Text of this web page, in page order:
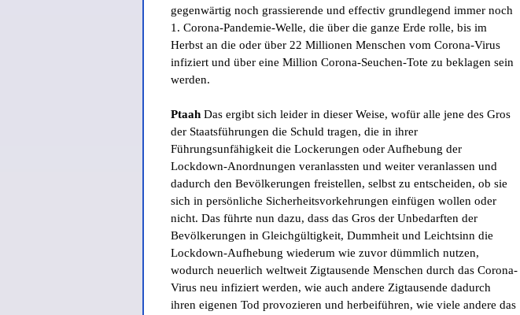
gegenwärtig noch grassierende und effectiv grundlegend immer noch
1. Corona-Pandemie-Welle, die über die ganze Erde rolle, bis im
Herbst an die oder über 22 Millionen Menschen vom Corona-Virus
infiziert und über eine Million Corona-Seuchen-Tote zu beklagen sein
werden.
Ptaah Das ergibt sich leider in dieser Weise, wofür alle jene des Gros
der Staatsführungen die Schuld tragen, die in ihrer
Führungsunfähigkeit die Lockerungen oder Aufhebung der
Lockdown-Anordnungen veranlassten und weiter veranlassen und
dadurch den Bevölkerungen freistellen, selbst zu entscheiden, ob sie
sich in persönliche Sicherheitsvorkehrungen einfügen wollen oder
nicht. Das führte nun dazu, dass das Gros der Unbedarften der
Bevölkerungen in Gleichgültigkeit, Dummheit und Leichtsinn die
Lockdown-Aufhebung wiederum wie zuvor dümmlich nutzen,
wodurch neuerlich weltweit Zigtausende Menschen durch das Corona-
Virus neu infiziert werden, wie auch andere Zigtausende dadurch
ihren eigenen Tod provozieren und herbeiführen, wie viele andere das